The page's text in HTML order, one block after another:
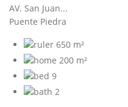
AV. San Juan...
Puente Piedra
650 m²
200 m²
9
2